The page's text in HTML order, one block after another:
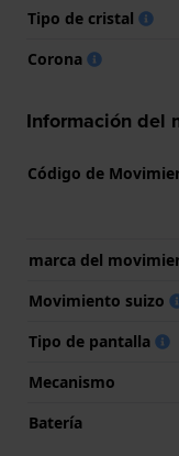
Tipo de cristal
Corona
Información del
Código de
marca del
Movimiento suizo
Tipo de pantalla
Mecanismo
Batería